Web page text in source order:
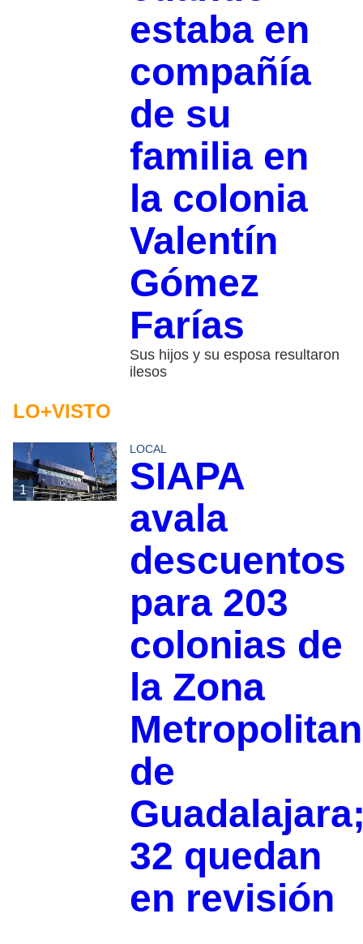
estaba en
compañía
de su
familia en
la colonia
Valentín
Gómez
Farías
Sus hijos y su esposa resultaron
ilesos
LO+VISTO
1
LOCAL
SIAPA
avala
descuentos
para 203
colonias de
la Zona
de
32 quedan
en revisión